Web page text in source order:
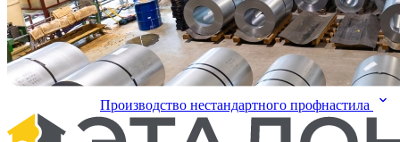
Производство нестандартного профнастила